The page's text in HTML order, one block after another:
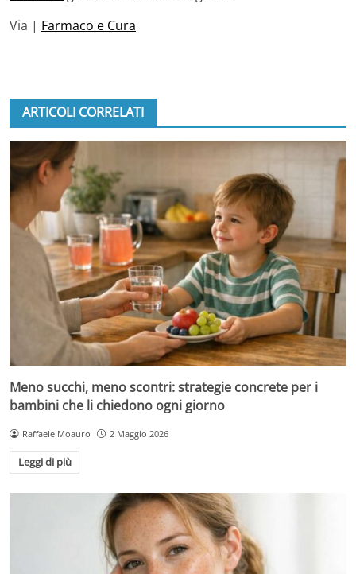
Via | Farmaco e Cura
ARTICOLI CORRELATI
Meno succhi, meno scontri: strategie concrete per i
bambini che li chiedono ogni giorno
Raffaele Moauro 2 Maggio 2026
Leggi di più